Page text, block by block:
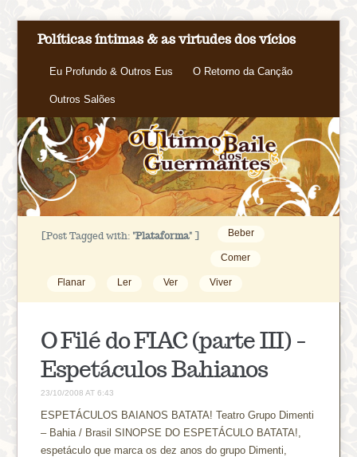
Políticas íntimas & as virtudes dos vícios
Eu Profundo & Outros Eus O Retorno da Canção
Outros Salões
[Post Tagged with: "Plataforma" ] Beber
Comer
Flanar Ler Ver Viver
O Filé do FIAC (parte III) –
Espetáculos Bahianos
23/10/2008 AT 6:43
ESPETÁCULOS BAIANOS BATATA! Teatro Grupo Dimenti
– Bahia / Brasil SINOPSE DO ESPETÁCULO BATATA!,
espetáculo que marca os dez anos do grupo Dimenti,